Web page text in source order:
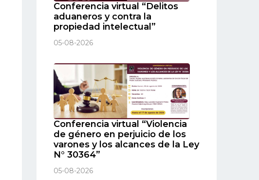
Conferencia virtual “Delitos
aduaneros y contra la
propiedad intelectual”
05-08-2026
Conferencia virtual “Violencia
de género en perjuicio de los
varones y los alcances de la Ley
N° 30364”
05-08-2026